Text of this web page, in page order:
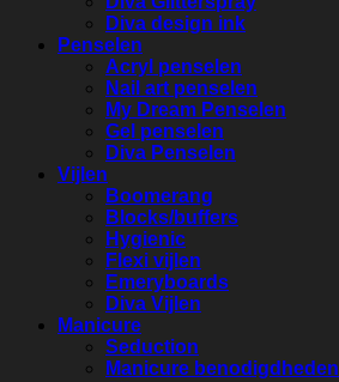
Diva design ink
Penselen
Acryl penselen
Nail art penselen
My Dream Penselen
Gel penselen
Diva Penselen
Vijlen
Boomerang
Blocks/buffers
Hygienic
Flexi vijlen
Emeryboards
Diva Vijlen
Manicure
Seduction
Manicure benodigdheden